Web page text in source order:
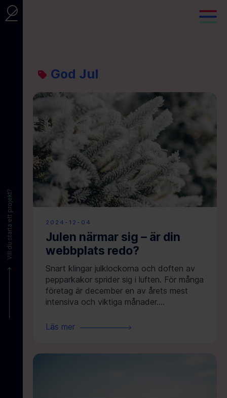
Vill du starta ett projekt?
God Jul
2024-12-04
Julen närmar sig – är din
webbplats redo?
Snart klingar julklockorna och doften av
pepparkakor sprider sig i luften. För många
företag är december en av årets mest
intensiva och viktiga månader....
Läs mer